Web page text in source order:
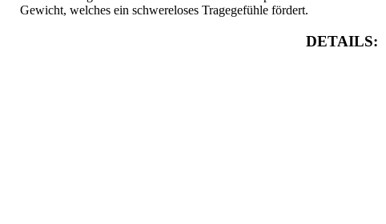
Gewicht, welches ein schwereloses Tragegefühle fördert.
DETAILS: